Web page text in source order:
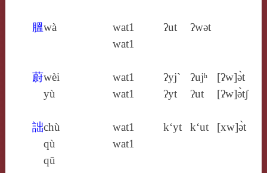
膃wà
wat1
wat1
ʔut ʔwǝt
蔚wèi
yù
wat1
wat1
ʔyj`
ʔyt
ʔujʰ
ʔut
[ʔw]ə̀t
[ʔw]ə̀tʃ
詘chù
qù
qū
wat1
wat1
k‘yt k‘ut [xw]ə̀t